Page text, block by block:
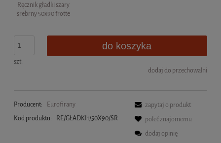
Ręcznik gładki szary
srebrny 50x90 frotte
szt.
do koszyka
dodaj do przechowalni
Producent:
Eurofirany
Kod produktu:
RE/GŁADKI1/50X90/SR
zapytaj o produkt
poleć znajomemu
dodaj opinię